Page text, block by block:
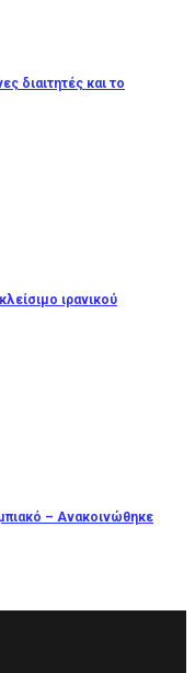
διαιτητές και το
ιρανικού
– Ανακοινώθηκε